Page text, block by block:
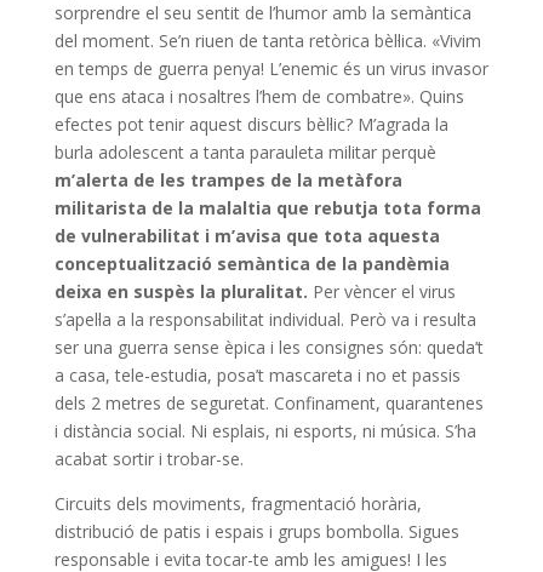
sorprendre el seu sentit de l’humor amb la semàntica
del moment. Se’n riuen de tanta retòrica bèl·lica. «Vivim
en temps de guerra penya! L’enemic és un virus invasor
que ens ataca i nosaltres l’hem de combatre». Quins
efectes pot tenir aquest discurs bèl·lic? M’agrada la
burla adolescent a tanta parauleta militar perquè
m’alerta de les trampes de la metàfora
militarista de la malaltia que rebutja tota forma
de vulnerabilitat i m’avisa que tota aquesta
conceptualització semàntica de la pandèmia
deixa en suspès la pluralitat. Per vèncer el virus
s’apel·la a la responsabilitat individual. Però va i resulta
ser una guerra sense èpica i les consignes són: queda’t
a casa, tele-estudia, posa’t mascareta i no et passis
dels 2 metres de seguretat. Confinament, quarantenes
i distància social. Ni esplais, ni esports, ni música. S’ha
acabat sortir i trobar-se.
Circuits dels moviments, fragmentació horària,
distribució de patis i espais i grups bombolla. Sigues
responsable i evita tocar-te amb les amigues! I les